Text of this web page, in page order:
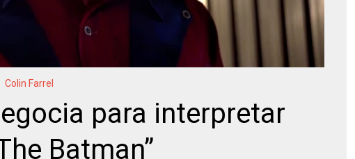
Colin Farrel
para interpretar
Batman”